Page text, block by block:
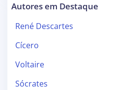
Autores em Destaque
René Descartes
Cícero
Voltaire
Sócrates